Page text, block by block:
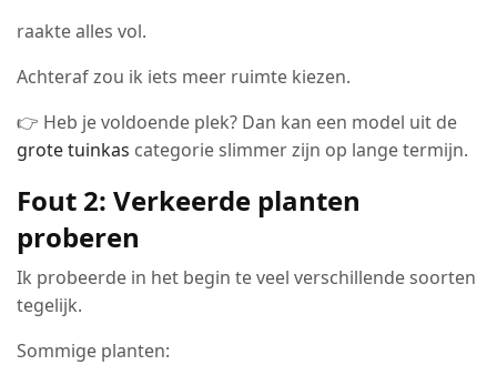
raakte alles vol.
Achteraf zou ik iets meer ruimte kiezen.
👉 Heb je voldoende plek? Dan kan een model uit de
grote tuinkas categorie slimmer zijn op lange termijn.
Fout 2: Verkeerde planten
proberen
Ik probeerde in het begin te veel verschillende soorten
tegelijk.
Sommige planten: